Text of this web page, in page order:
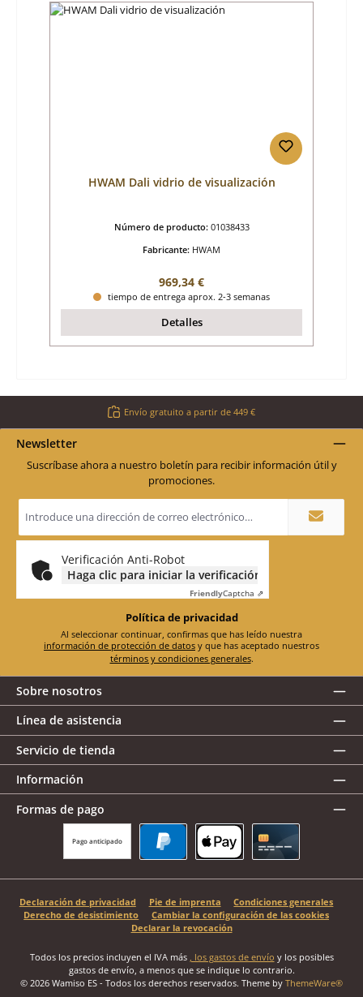
HWAM Dali vidrio de visualización
Número de producto: 01038433
Fabricante: HWAM
Precio normal:
969,34 €
tiempo de entrega aprox. 2-3 semanas
Detalles
Envío gratuito a partir de 449 €
Newsletter
Suscríbase ahora a nuestro boletín para recibir información útil y
promociones.
Dirección
de
electrónico
Verificación Anti-Robot
Haga clic para iniciar la verificación
FriendlyCaptcha ⇗
Política de privacidad
información de protección de datos
términos y condiciones generales.
Sobre nosotros
Línea de asistencia
Servicio de tienda
Información
Formas de pago
Pago anticipado
Declaración de privacidad Pie de imprenta
Condiciones generales
Derecho de desistimiento
Cambiar la configuración de las cookies
Declarar la revocación
Todos los precios incluyen el IVA más , los gastos de envío y los posibles
gastos de envío, a menos que se indique lo contrario.
© 2026 Wamiso ES - Todos los derechos reservados. Theme by ThemeWare®